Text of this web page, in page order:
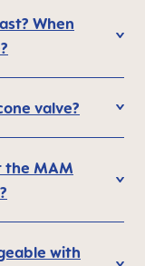
When
valve?
the MAM
with